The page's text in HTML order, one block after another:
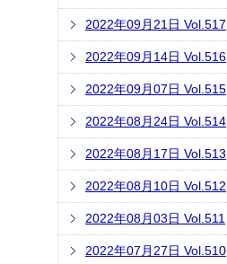
2022年09月21日 Vol.517
2022年09月14日 Vol.516
2022年09月07日 Vol.515
2022年08月24日 Vol.514
2022年08月17日 Vol.513
2022年08月10日 Vol.512
2022年08月03日 Vol.511
2022年07月27日 Vol.510